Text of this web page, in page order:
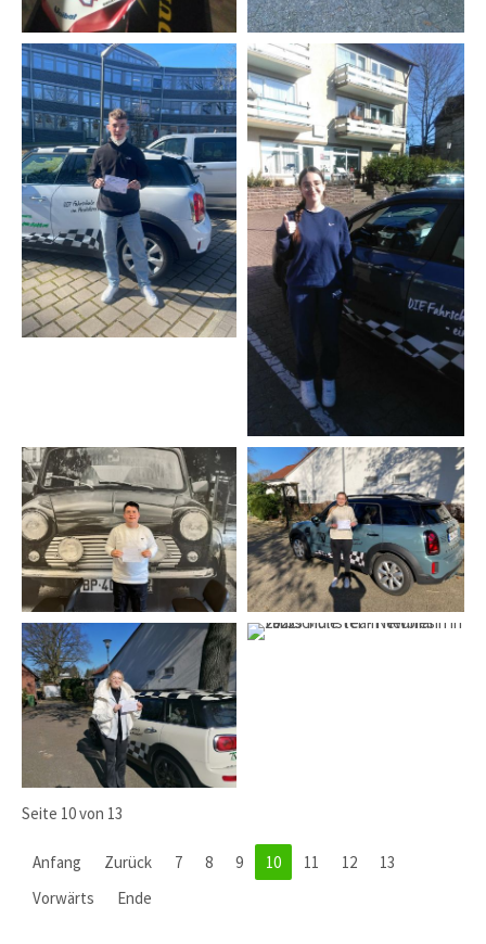
Seite 10 von 13
Anfang Zurück 7 8 9 10 11 12
13
Vorwärts
Ende